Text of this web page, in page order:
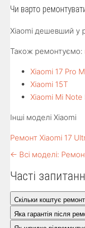
Чи варто
Xiaomi дешевший у
Також ремонтуємо:
Xiaomi 17 Pro
Xiaomi 15T
Xiaomi Mi Note
Інші моделі Xiaomi
Ремонт Xiaomi 17
← Всі моделі:
Часті
Скільки коштує
Яка гарантія після